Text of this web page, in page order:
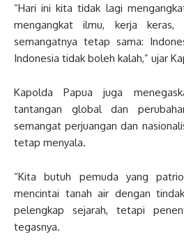
“Hari ini kita tidak lagi
mengangkat ilmu, kerja keras,
semangatnya tetap sama:
Indonesia tidak boleh kalah,” ujar
Kapolda Papua juga
tantangan global dan
semangat perjuangan dan
tetap menyala.
“Kita butuh pemuda yang
mencintai tanah air dengan
pelengkap sejarah, tetapi
tegasnya.